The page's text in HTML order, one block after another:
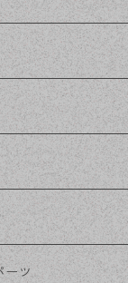
ーツ